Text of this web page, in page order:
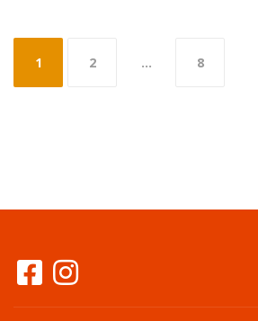
Bejegyzések
lapozása
1 2 … 8